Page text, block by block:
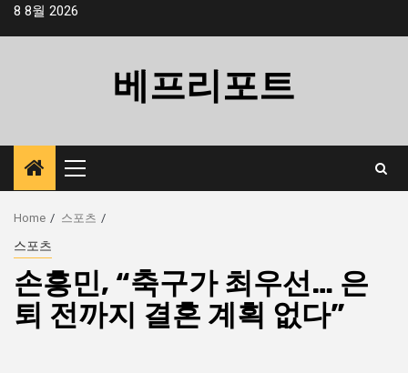
Skip8 8월 2026
베프리포트
Primary
Menu
Home 스포츠
스포츠
손흥민, “축구가 최우선… 은
퇴 전까지 결혼 계획 없다”